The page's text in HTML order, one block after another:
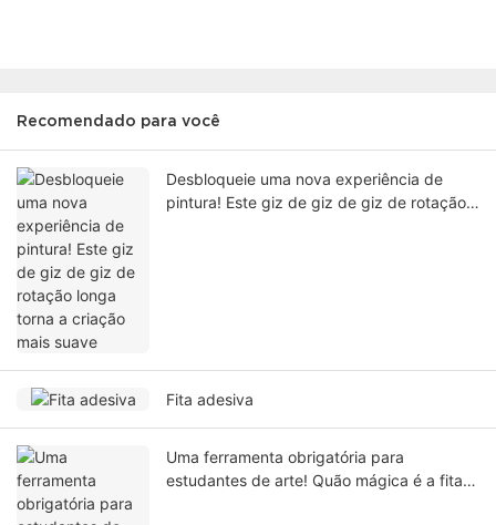
Recomendado para você
Desbloqueie uma nova experiência de
pintura! Este giz de giz de giz de rotação
Fita adesiva
Uma ferramenta obrigatória para
estudantes de arte! Quão mágica é a fita